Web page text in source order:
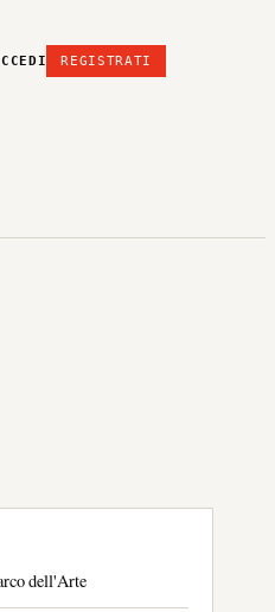
REGISTRATI
dell'Arte